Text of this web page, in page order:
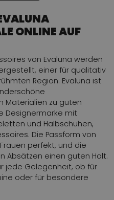
ONLINE AUF
von Evaluna werden
einer für qualitativ
Region. Evaluna ist
Materialien zu guten
Designermarke mit
und Halbschuhen,
Die Passform von
perfekt, und die
Absätzen einen guten Halt.
jede Gelegenheit, ob für
oder für besondere